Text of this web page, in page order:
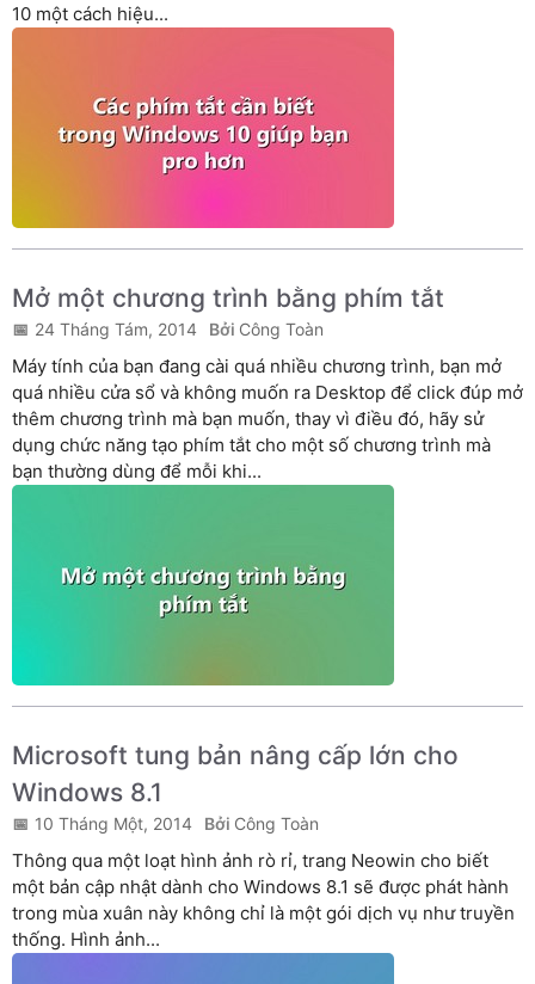
10 một cách hiệu...
Mở một chương trình bằng phím tắt
24 Tháng Tám, 2014 Công Toàn
Máy tính của bạn đang cài quá nhiều chương trình, bạn mở
quá nhiều cửa sổ và không muốn ra Desktop để click đúp mở
thêm chương trình mà bạn muốn, thay vì điều đó, hãy sử
dụng chức năng tạo phím tắt cho một số chương trình mà
bạn thường dùng để mỗi khi...
Microsoft tung bản nâng cấp lớn cho
Windows 8.1
10 Tháng Một, 2014 Công Toàn
Thông qua một loạt hình ảnh rò rỉ, trang Neowin cho biết
một bản cập nhật dành cho Windows 8.1 sẽ được phát hành
trong mùa xuân này không chỉ là một gói dịch vụ như truyền
thống. Hình ảnh...